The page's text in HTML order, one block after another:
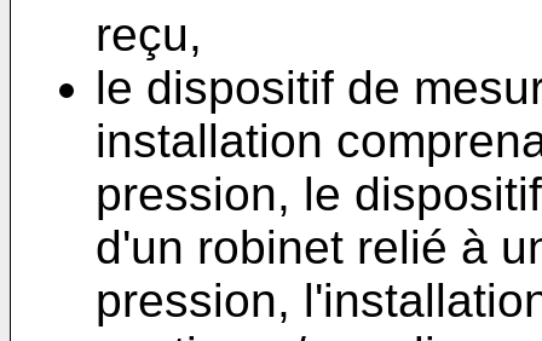
reçu,
le dispositif de
installation
pression, le
d'un robinet relié à
pression,